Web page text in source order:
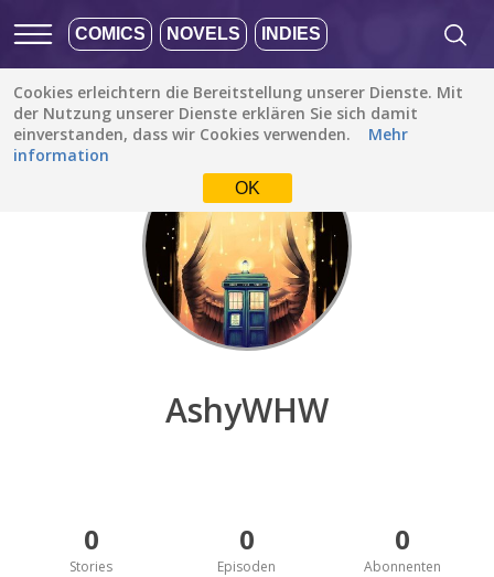
COMICS NOVELS INDIES
Cookies erleichtern die Bereitstellung unserer Dienste. Mit
der Nutzung unserer Dienste erklären Sie sich damit
einverstanden, dass wir Cookies verwenden.
Mehr
information
OK
Entdecken / AshyWHW
AshyWHW
0
Stories
0
Episoden
0
Abonnenten